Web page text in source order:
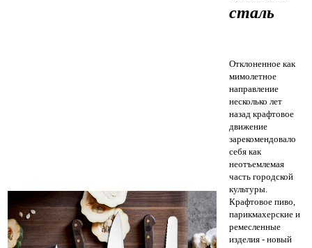
сталь
Отклоненное как
мимолетное
направление
несколько лет
назад крафтовое
движение
зарекомендовало
себя как
неотъемлемая
часть городской
культуры.
Крафтовое пиво,
парикмахерские и
ремесленные
изделия - новый